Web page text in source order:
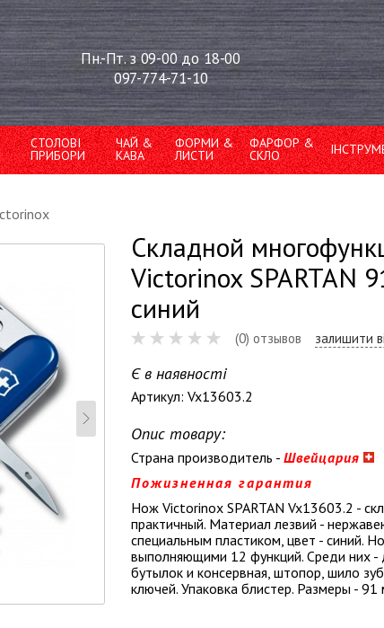
Пн.-Пт. з 09-00 до 18-00
097-774-71-10
СТОЛОВІ
ПРИБОРИ
ЧАЙ &
КАВА
ФОРМИ &
ЛИСТИ
ФАРФОР &
СКЛО
Складной
Victorinox SPARTAN
синий
(0) отзывов залишити
Є в наявності
Артикул: Vx13603.2
Опис товару:
Страна производитель - Швейцария
Пожизненная гарантия
Нож Victorinox SPARTAN Vx13603.2 -
практичный. Материал лезвий -
специальным пластиком, цвет - синий.
выполняющими 12 функций. Среди них -
бутылок и консервная, штопор, шило
ключей. Упаковка блистер. Размеры - 91